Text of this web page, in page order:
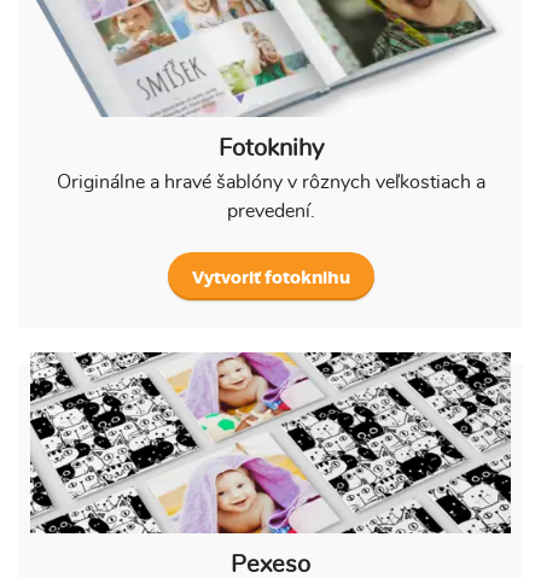
Fotoknihy
Originálne a hravé šablóny v rôznych veľkostiach a
prevedení.
Vytvoriť fotoknihu
Pexeso